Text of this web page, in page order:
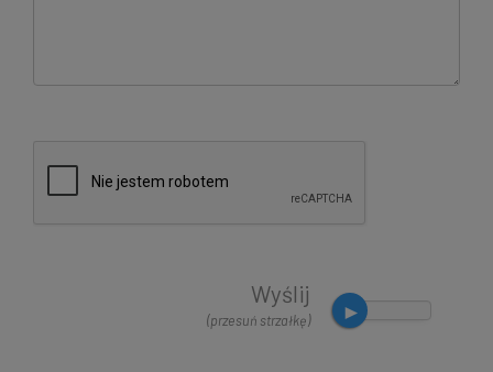
Wyślij
(przesuń strzałkę)